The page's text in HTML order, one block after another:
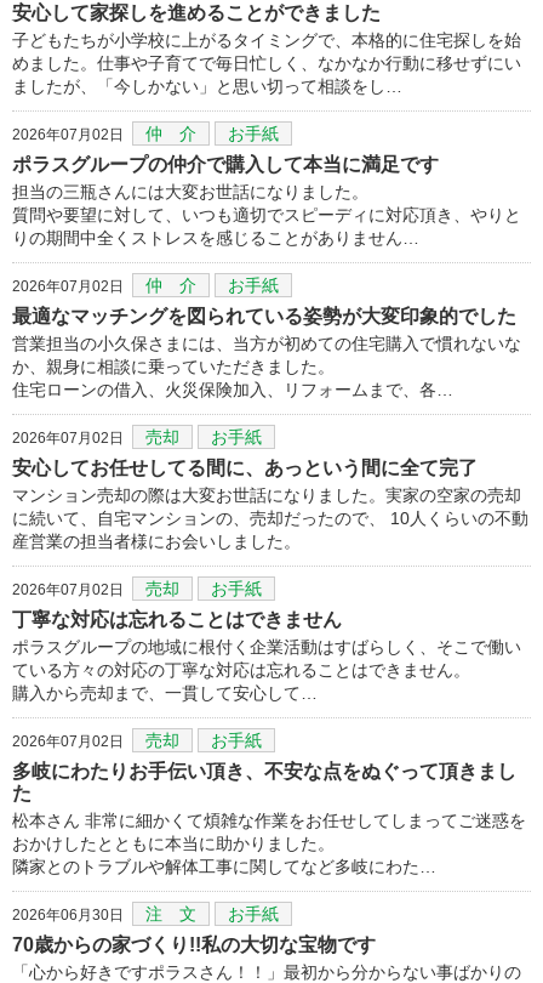
安心して家探しを進めることができました
子どもたちが小学校に上がるタイミングで、本格的に住宅探しを始
めました。仕事や子育てで毎日忙しく、なかなか行動に移せずにい
ましたが、「今しかない」と思い切って相談をし…
2026年07月02日 仲 介 お手紙
ポラスグループの仲介で購入して本当に満足です
担当の三瓶さんには大変お世話になりました。
質問や要望に対して、いつも適切でスピーディに対応頂き、やりと
りの期間中全くストレスを感じることがありません…
2026年07月02日 仲 介 お手紙
最適なマッチングを図られている姿勢が大変印象的でした
営業担当の小久保さまには、当方が初めての住宅購入で慣れないな
か、親身に相談に乗っていただきました。
住宅ローンの借入、火災保険加入、リフォームまで、各…
2026年07月02日 売却 お手紙
安心してお任せしてる間に、あっという間に全て完了
マンション売却の際は大変お世話になりました。実家の空家の売却
に続いて、自宅マンションの、売却だったので、 10人くらいの不動
産営業の担当者様にお会いしました。
2026年07月02日 売却 お手紙
丁寧な対応は忘れることはできません
ポラスグループの地域に根付く企業活動はすばらしく、そこで働い
ている方々の対応の丁寧な対応は忘れることはできません。
購入から売却まで、一貫して安心して…
2026年07月02日 売却 お手紙
多岐にわたりお手伝い頂き、不安な点をぬぐって頂きまし
た
松本さん 非常に細かくて煩雑な作業をお任せしてしまってご迷惑を
おかけしたとともに本当に助かりました。
隣家とのトラブルや解体工事に関してなど多岐にわた…
2026年06月30日 注 文 お手紙
70歳からの家づくり!!私の大切な宝物です
「心から好きですポラスさん！！」最初から分からない事ばかりの